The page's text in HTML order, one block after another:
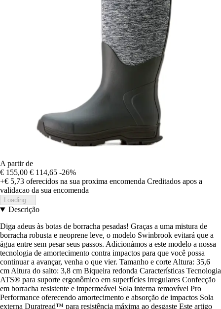
A partir de
€ 155,00 € 114,65 -26%
+€ 5,73 oferecidos na sua proxima encomenda Creditados apos a
validacao da sua encomenda
Loading...
Descrição
Diga adeus às botas de borracha pesadas! Graças a uma mistura de
borracha robusta e neoprene leve, o modelo Swinbrook evitará que a
água entre sem pesar seus passos. Adicionámos a este modelo a nossa
tecnologia de amortecimento contra impactos para que você possa
continuar a avançar, venha o que vier. Tamanho e corte Altura: 35,6
cm Altura do salto: 3,8 cm Biqueira redonda Características Tecnologia
ATS® para suporte ergonômico em superfícies irregulares Confecção
em borracha resistente e impermeável Sola interna removível Pro
Performance oferecendo amortecimento e absorção de impactos Sola
externa Duratread™ para resistência máxima ao desgaste Este artigo